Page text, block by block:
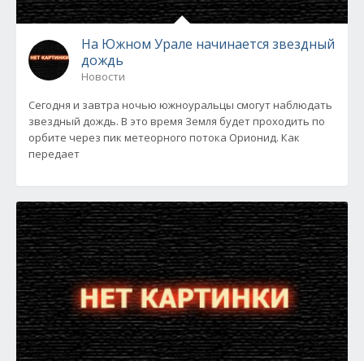
На Южном Урале начинается звездный
дождь
Новости
Сегодня и завтра ночью южноуральцы смогут наблюдать
звездный дождь. В это время Земля будет проходить по
орбите через пик метеорного потока Орионид. Как
передает